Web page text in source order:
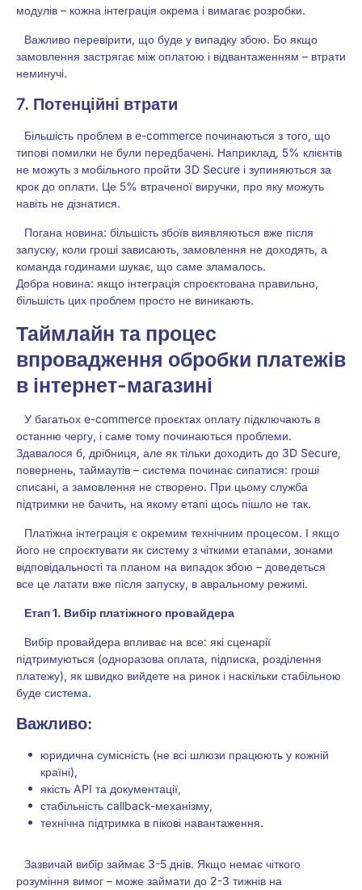
модулів – кожна інтеграція окрема і вимагає розробки.
Важливо перевірити, що буде у випадку збою. Бо якщо
замовлення застрягає між оплатою і відвантаженням – втрати
неминучі.
7. Потенційні втрати
Більшість проблем в e-commerce починаються з того, що
типові помилки не були передбачені. Наприклад, 5% клієнтів
не можуть з мобільного пройти 3D Secure і зупиняються за
крок до оплати. Це 5% втраченої виручки, про яку можуть
навіть не дізнатися.
Погана новина: більшість збоїв виявляються вже після
запуску, коли гроші зависають, замовлення не доходять, а
команда годинами шукає, що саме зламалось.
Добра новина: якщо інтеграція спроєктована правильно,
більшість цих проблем просто не виникають.
Таймлайн та процес
впровадження обробки платежів
в інтернет-магазині
У багатьох e-commerce проєктах оплату підключають в
останню чергу, і саме тому починаються проблеми.
Здавалося б, дрібниця, але як тільки доходить до 3D Secure,
повернень, таймаутів – система починає сипатися: гроші
списані, а замовлення не створено. При цьому служба
підтримки не бачить, на якому етапі щось пішло не так.
Платіжна інтеграція є окремим технічним процесом. І якщо
його не спроєктувати як систему з чіткими етапами, зонами
відповідальності та планом на випадок збою – доведеться
все це латати вже після запуску, в авральному режимі.
Етап 1. Вибір платіжного провайдера
Вибір провайдера впливає на все: які сценарії
підтримуються (одноразова оплата, підписка, розділення
платежу), як швидко вийдете на ринок і наскільки стабільною
буде система.
Важливо:
юридична сумісність (не всі шлюзи працюють у кожній
країні),
якість API та документації,
стабільність callback-механізму,
технічна підтримка в пікові навантаження.
Зазвичай вибір займає 3-5 днів. Якщо немає чіткого
розуміння вимог – може займати до 2-3 тижнів на